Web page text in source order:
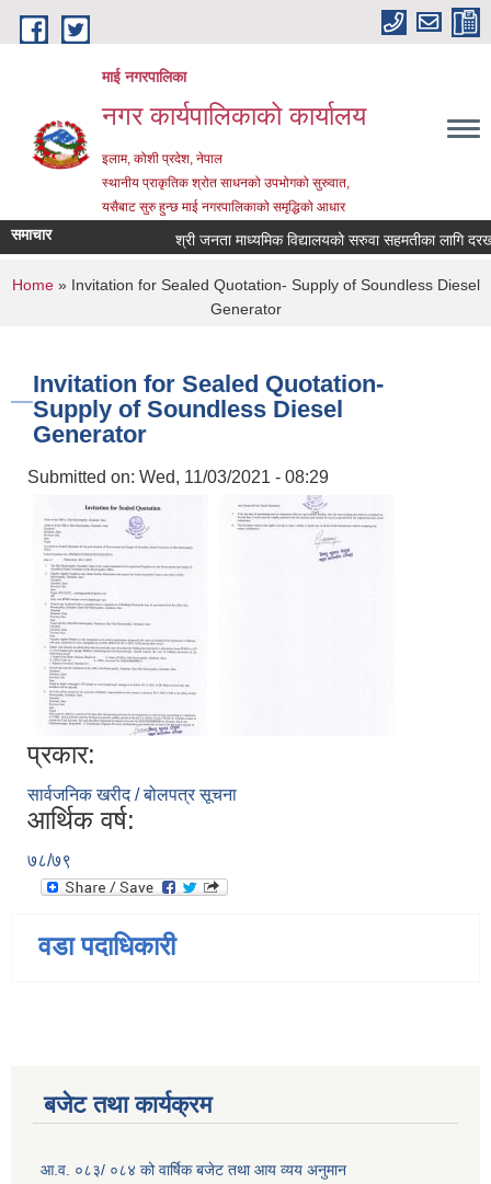
Skip to main content
माई नगरपालिका
नगर कार्यपालिकाको कार्यालय
इलाम, कोशी प्रदेश, नेपाल
स्थानीय प्राकृतिक श्रोत साधनको उपभोगको सुरुवात,
यसैबाट सुरु हुन्छ माई नगरपालिकाको समृद्धिको आधार
समाचार श्री जनता माध्यमिक विद्यालयको सरुवा सहमतीका लागि
You are here
Home» Invitation for Sealed Quotation- Supply of Soundless Diesel
Generator
Invitation for Sealed Quotation-
Supply of Soundless Diesel
Generator
Submitted on: Wed, 11/03/2021 - 08:29
प्रकार:
सार्वजनिक खरीद / बोलपत्र सूचना
आर्थिक वर्ष:
७८/७९
वडा पदाधिकारी
बजेट तथा कार्यक्रम
आ.व. ०८३/ ०८४ को वार्षिक बजेट तथा आय व्यय अनुमान